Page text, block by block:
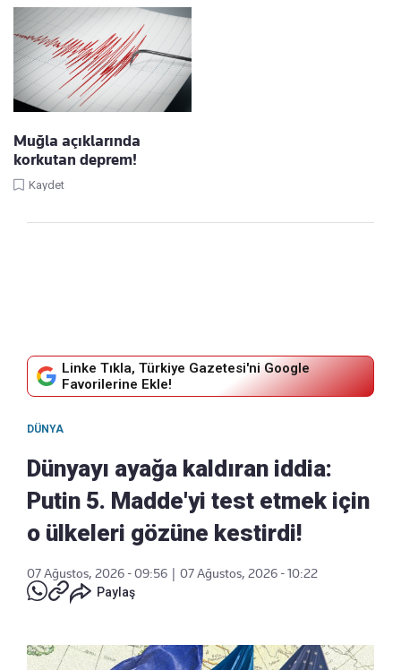
Muğla açıklarında
korkutan deprem!
Kaydet
Linke Tıkla, Türkiye Gazetesi'ni Google
Favorilerine Ekle!
DÜNYA
Dünyayı ayağa kaldıran iddia:
Putin 5. Madde'yi test etmek için
o ülkeleri gözüne kestirdi!
07 Ağustos, 2026 - 09:56
07 Ağustos, 2026 - 10:22
Paylaş